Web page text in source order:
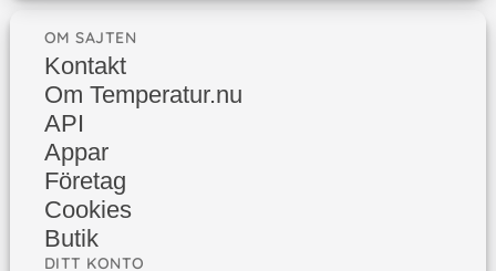
OM SAJTEN
Kontakt
Om Temperatur.nu
API
Appar
Företag
Cookies
Butik
DITT KONTO